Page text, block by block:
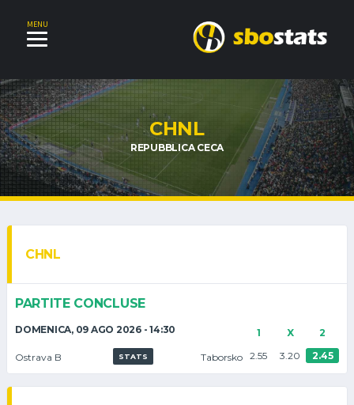
MENU
CHNL
REPUBBLICA CECA
CHNL
PARTITE CONCLUSE
DOMENICA, 09 AGO 2026 - 14:30 1 X 2
Ostrava B STATS Taborsko 2.55 3.20 2.45